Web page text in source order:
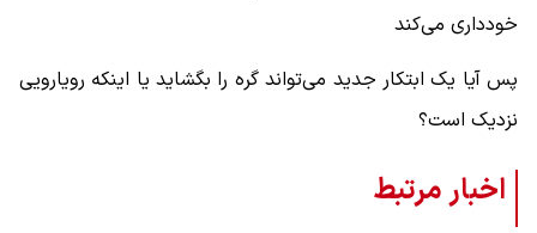
خودداری می‌کند
پس آیا یک ابتکار جدید می‌تواند گره را بگشاید یا اینکه رویارویی
نزدیک است؟
اخبار مرتبط